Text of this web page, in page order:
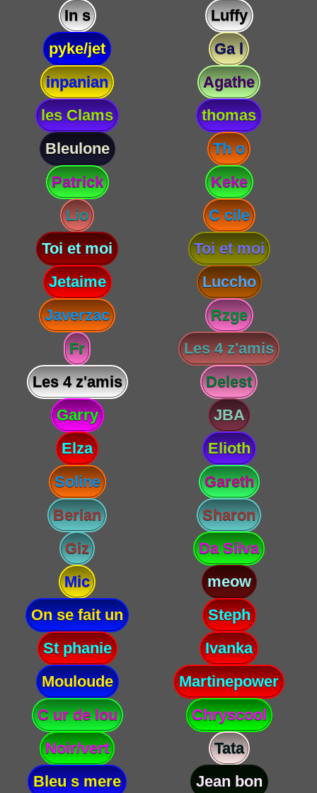
In s
Luffy
pyke/jet
Ga l
inpanian
Agathe
les Clams
thomas
Bleulone
Th o
Patrick
Keke
Lio
C cile
Toi et moi
Toi et moi
Jetaime
Luccho
Javerzac
Rzge
Fr
Les 4 z'amis
Les 4 z'amis
Delest
Garry
JBA
Elza
Elioth
Soline
Gareth
Berian
Sharon
Giz
Da Silva
Mic
meow
On se fait un
Steph
St phanie
Ivanka
Mouloude
Martinepower
C ur de lou
Chryscool
Noir/vert
Tata
Bleu s mere
Jean bon